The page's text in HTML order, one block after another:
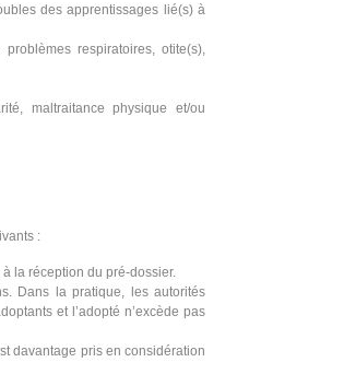
des apprentissages lié(s) à
respiratoires, otite(s),
maltraitance physique et/ou
:
la réception du pré-dossier.
Dans la pratique, les autorités
et l’adopté n’excède pas
davantage pris en considération